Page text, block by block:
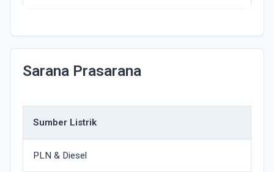
Sarana Prasarana
Sumber Listrik
PLN & Diesel